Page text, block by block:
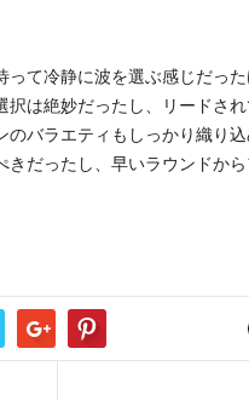
て冷静に波を選ぶ感じだっ
は絶妙だったし、リードさ
バラエティもしっかり織り
だったし、早いラウンドか